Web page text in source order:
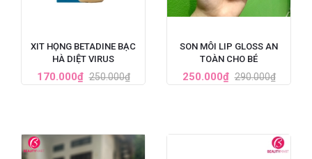
XIT HỌNG BETADINE BẠC
HÀ DIỆT VIRUS
170.000₫ 250.000₫
SON MÔI LIP GLOSS AN
TOÀN CHO BÉ
250.000₫ 290.000₫